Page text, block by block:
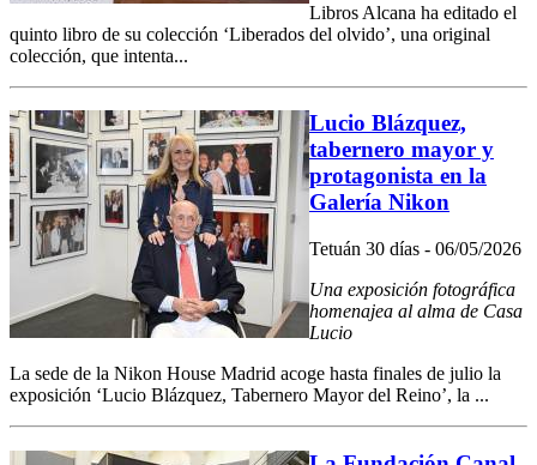
Libros Alcana ha editado el
quinto libro de su colección ‘Liberados del olvido’, una original
colección, que intenta...
Lucio Blázquez,
tabernero mayor y
protagonista en la
Galería Nikon
Tetuán 30 días - 06/05/2026
Una exposición fotográfica
homenajea al alma de Casa
Lucio
La sede de la Nikon House Madrid acoge hasta finales de julio la
exposición ‘Lucio Blázquez, Tabernero Mayor del Reino’, la ...